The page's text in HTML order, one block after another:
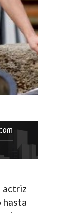
actriz
hasta